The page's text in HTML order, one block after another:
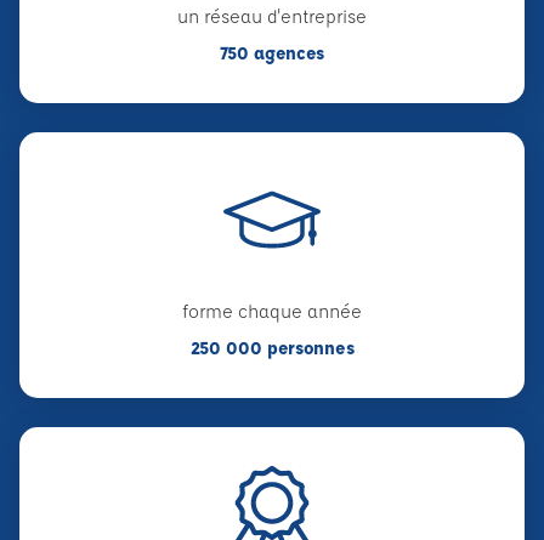
un réseau d'entreprise
750 agences
forme chaque année
250 000 personnes